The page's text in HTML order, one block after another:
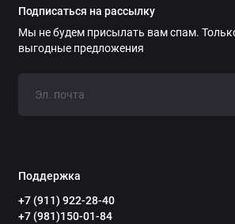
Подписаться на рассылку
Мы не будем присылать вам спам.
выгодные предложения
Поддержка
+7 (911) 922-28-40
+7 (981)150-01-84